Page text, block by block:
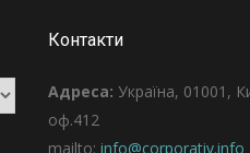
Контакти
Адреса: Україна, 01001,
оф.412
mailto: info@corporativ.info